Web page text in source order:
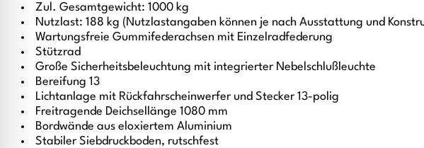
Zul. Gesamtgewicht: 1000 kg
Nutzlast: 188 kg (Nutzlastangaben können je nach Ausstattung und
Wartungsfreie Gummifederachsen mit Einzelradfederung
Stützrad
Große Sicherheitsbeleuchtung mit integrierter Nebelschlußleuchte
Bereifung 13
Lichtanlage mit Rückfahrscheinwerfer und Stecker 13-polig
Freitragende Deichsellänge 1080 mm
Bordwände aus eloxiertem Aluminium
Stabiler Siebdruckboden, rutschfest